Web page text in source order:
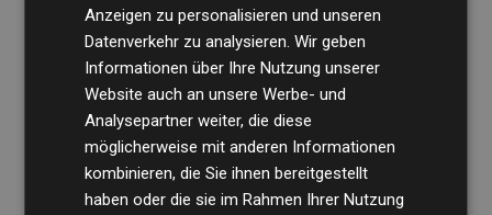
Die Wirtschaftsprüfungsgesellschaft BDOüberprüft
regelmäßig unsere Berechnungen und Methodik, um
Transparenz und Verlässlichkeit sicherzustellen.
Ihre Prüfungen belegen, dass unsere Investitionen in
Klimaschutzprojekte im Durchschnitt200 % der
Anzeigen zu personalisieren und unseren
Datenverkehr zu analysieren. Wir geben
Informationen über Ihre Nutzung unserer
Website auch an unsere Werbe- und
Analysepartner weiter, die diese
möglicherweise mit anderen Informationen
kombinieren, die Sie ihnen bereitgestellt
haben oder die sie im Rahmen Ihrer Nutzung